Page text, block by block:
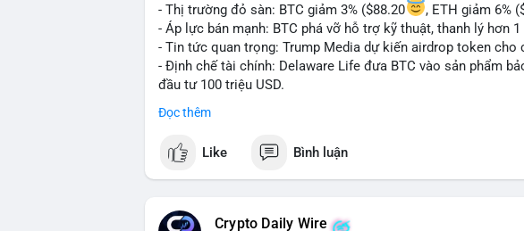
📊 Nguồn: Radar Tâm Lý Thị Trường
- Thị trường đỏ sàn: BTC giảm 3% ($88.20
, ETH giảm 6%
- Áp lực bán mạnh: BTC phá vỡ hỗ trợ kỹ thuật, thanh lý hơn 1
- Tin tức quan trọng: Trump Media dự kiến airdrop token cho
- Định chế tài chính: Delaware Life đưa BTC vào sản phẩm
đầu tư 100 triệu USD.
- Pháp lý: CEO Coinbase thúc đẩy khung pháp lý tại Davos;
#binancesquare #cryptonews
$btc $eth $sol $xrp
#vlikevn #titanbot
Đọc thêm
Like Bình luận
Crypto Daily Wire